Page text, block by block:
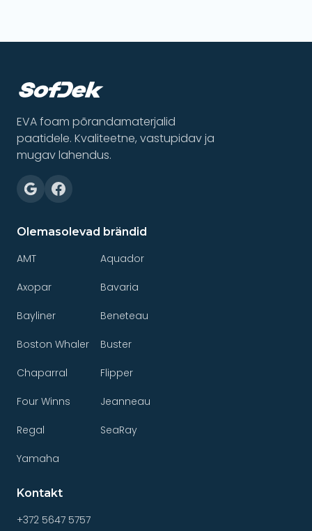
EVA foam põrandamaterjalid
paatidele. Kvaliteetne, vastupidav ja
mugav lahendus.
Olemasolevad brändid
AMT Aquador
Axopar Bavaria
Bayliner Beneteau
Boston Whaler Buster
Chaparral Flipper
Four Winns Jeanneau
Regal SeaRay
Yamaha
Kontakt
+372 5647 5757